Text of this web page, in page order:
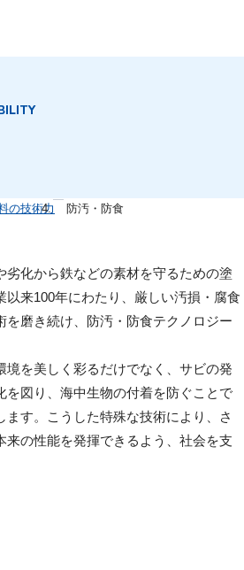
の技術力 防汚・防食
劣化から鉄などの素材を守るための塗
以来100年にわたり、厳しい汚損・腐食
を磨き続け、防汚・防食テクノロジー
境を美しく彩るだけでなく、サビの発
を図り、海中生物の付着を防ぐことで
す。こうした特殊な技術により、さ
来の性能を発揮できるよう、社会を支